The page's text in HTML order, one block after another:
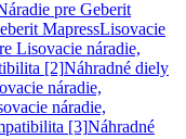
pre Geberit
MapressLisovacie
Lisovacie náradie,
[2]Náhradné diely
náradie,
náradie,
[3]Náhradné